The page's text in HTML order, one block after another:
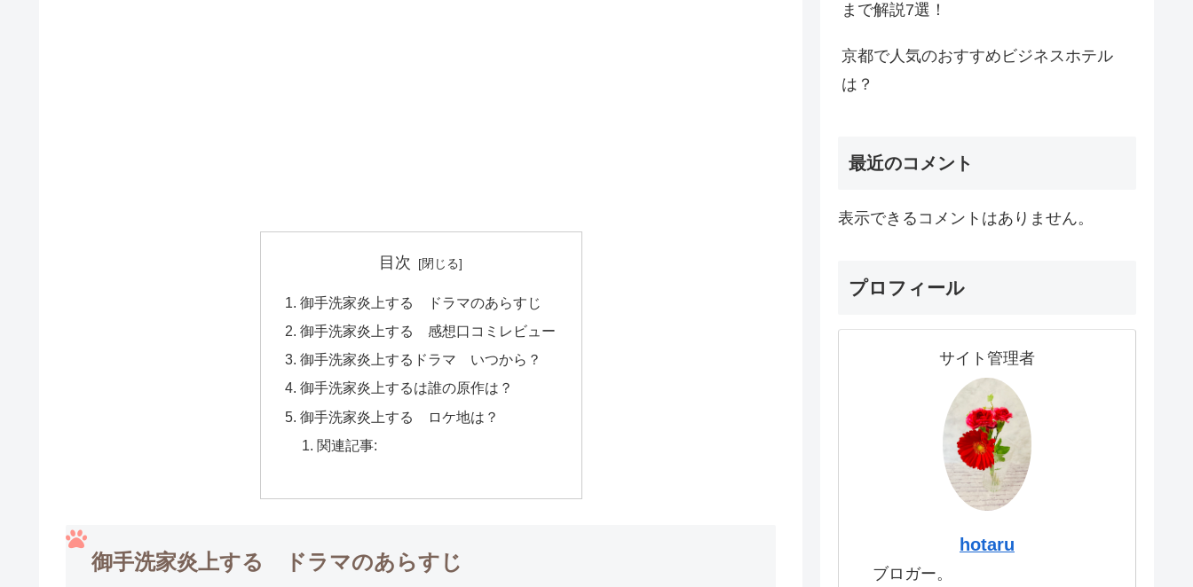
目次
御手洗家炎上する ドラマのあらすじ
御手洗家炎上する 感想口コミレビュー
御手洗家炎上するドラマ いつから？
御手洗家炎上するは誰の原作は？
御手洗家炎上する ロケ地は？
関連記事:
御手洗家炎上する ドラマのあらすじ
まで解説7選！
京都で人気のおすすめビジネスホテル
は？
最近のコメント
表示できるコメントはありません。
プロフィール
サイト管理者
hotaru
ブロガー。